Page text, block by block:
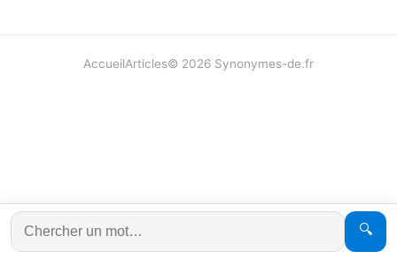
🔍
AccueilArticles© 2026 Synonymes-de.fr